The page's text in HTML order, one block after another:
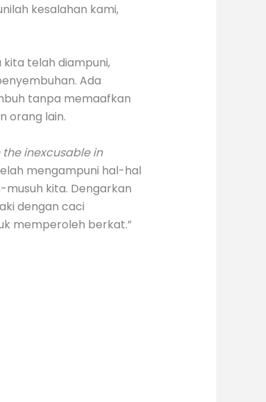
kesalahan kami,
kita telah diampuni,
Ada
tanpa memaafkan
orang lain.
inexcusable in
mengampuni hal-hal
kita. Dengarkan
dengan caci
memperoleh berkat.”